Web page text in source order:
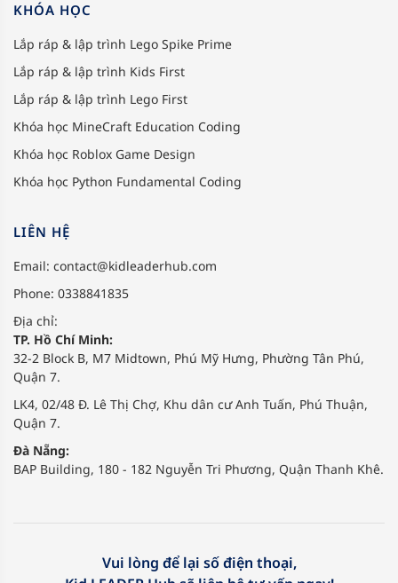
KHÓA HỌC
Lắp ráp & lập trình Lego Spike Prime
Lắp ráp & lập trình Kids First
Lắp ráp & lập trình Lego First
Khóa học MineCraft Education Coding
Khóa học Roblox Game Design
Khóa học Python Fundamental Coding
LIÊN HỆ
Email: contact@kidleaderhub.com
Phone: 0338841835
Địa chỉ:
TP. Hồ Chí Minh:
32-2 Block B, M7 Midtown, Phú Mỹ Hưng, Phường Tân Phú,
Quận 7.
LK4, 02/48 Đ. Lê Thị Chợ, Khu dân cư Anh Tuấn, Phú Thuận,
Quận 7.
Đà Nẵng:
BAP Building, 180 - 182 Nguyễn Tri Phương, Quận Thanh Khê.
Vui lòng để lại số điện thoại,